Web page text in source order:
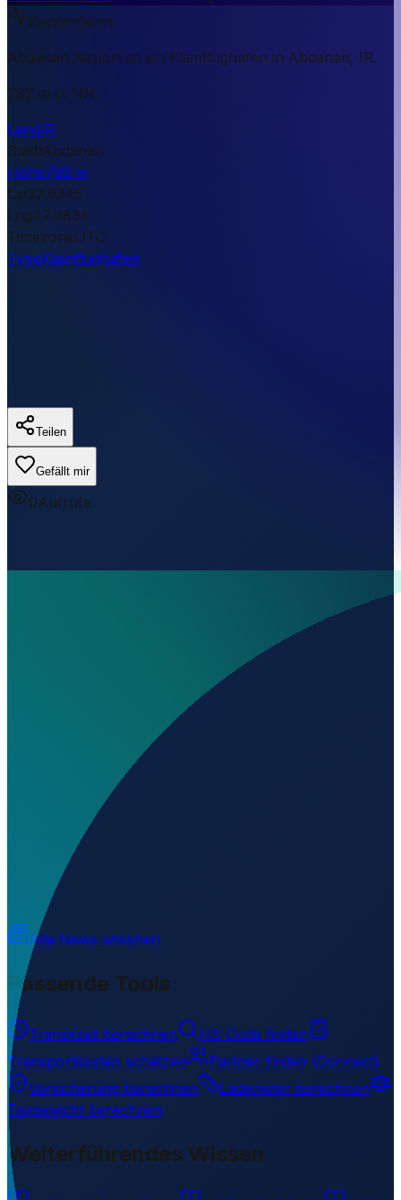
Kurzantwort
Abdanan Airport ist ein Kleinflughafen in Abdanan, IR.
792 m ü. NN.
LandIR
StadtAbdanan
Höhe792 m
Lat32.9345
Lng47.4834
TimezoneUTC
TypeKleinflughafen
Teilen
Gefällt mir
0Aufrufe
Wo liegt Abdanan Airport?
Auf welcher Höhe liegt Abdanan Airport?
Wird geladen...
32.93450
792
Alle News ansehen
Passende Tools
Transitzeit berechnen
HS-Code finden
Transportkosten schätzen
Partner finden (Connect)
Versicherung berechnen
Lademeter berechnen
Taxgewicht berechnen
Weiterführendes Wissen